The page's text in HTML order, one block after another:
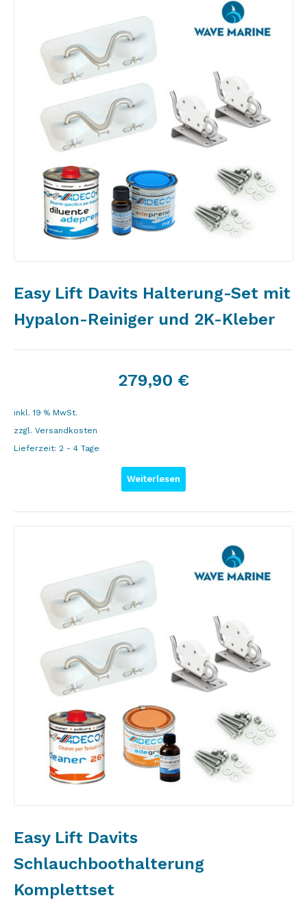
Easy Lift Davits Halterung-Set mit
Hypalon-Reiniger und 2K-Kleber
279,90 €
inkl. 19 % MwSt.
zzgl. Versandkosten
Lieferzeit: 2 - 4 Tage
Weiterlesen
Easy Lift Davits
Schlauchboothalterung
Komplettset